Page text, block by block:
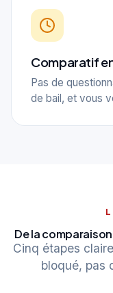
Comparatif
Pas de
de bail, et vous
De la
Cinq étapes
bloqué, pas